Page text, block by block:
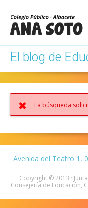
El blog de
La búsqueda
Avenida del Teatro 1,
Copyright © 2013 ·
Consejería de Educación,